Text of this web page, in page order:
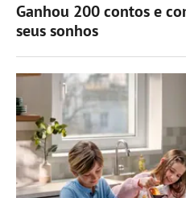
Ganhou 200 contos e
seus sonhos